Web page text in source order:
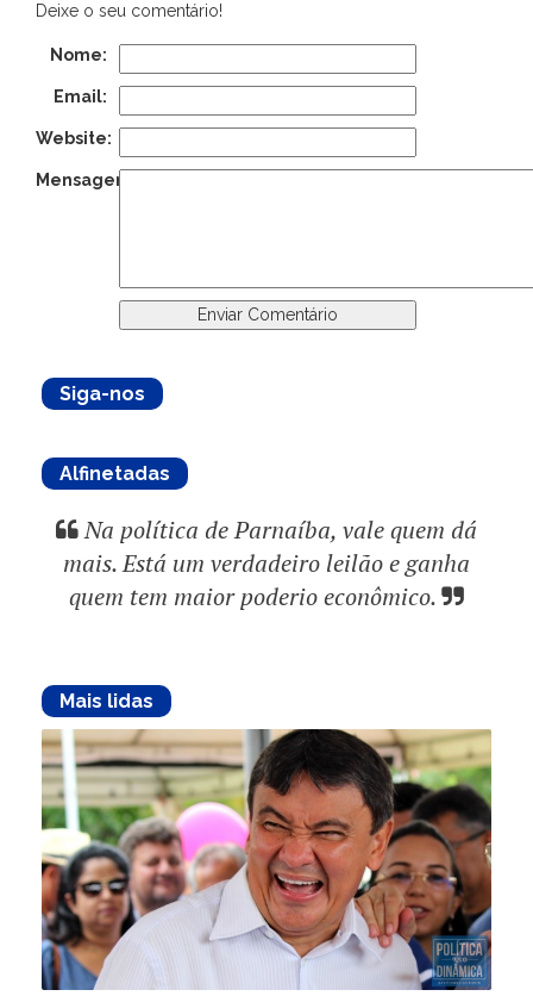
Deixe o seu comentário!
Nome:
Email:
Website:
Mensagem:
Siga-nos
Alfinetadas
Na política de Parnaíba, vale quem dá
mais. Está um verdadeiro leilão e ganha
quem tem maior poderio econômico.
Mais lidas